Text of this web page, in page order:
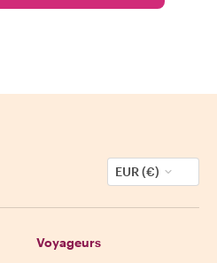
EUR (€)
Voyageurs